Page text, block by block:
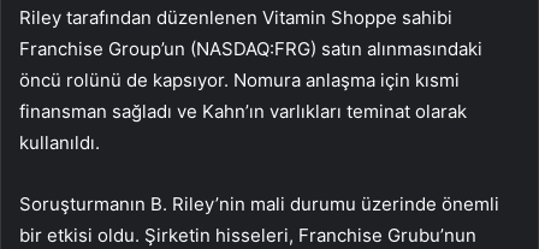
Riley tarafından düzenlenen Vitamin Shoppe sahibi
Franchise Group’un (NASDAQ:FRG) satın alınmasındaki
öncü rolünü de kapsıyor. Nomura anlaşma için kısmi
finansman sağladı ve Kahn’ın varlıkları teminat olarak
kullanıldı.
Soruşturmanın B. Riley’nin mali durumu üzerinde önemli
bir etkisi oldu. Şirketin hisseleri, Franchise Grubu’nun